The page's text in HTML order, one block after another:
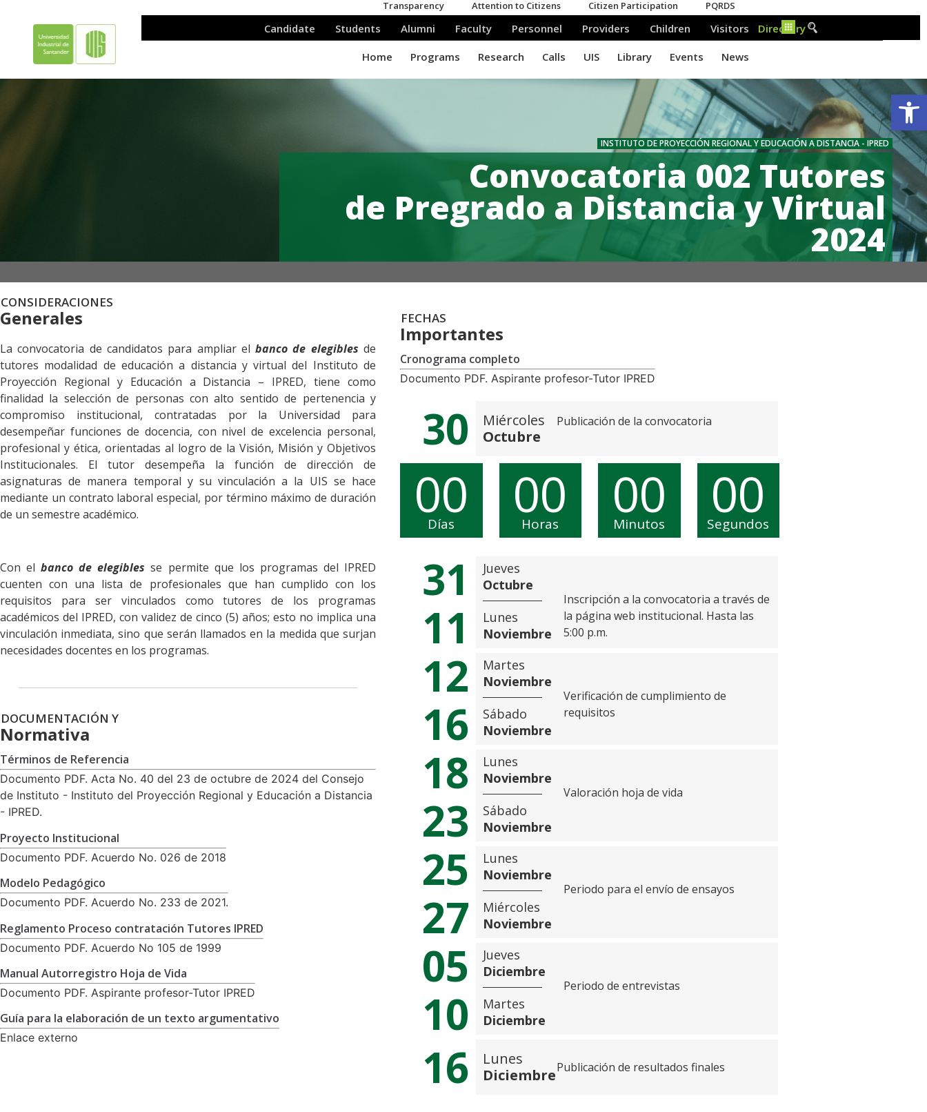
INSTITUTO DE PROYECCIÓN REGIONAL Y EDUCACIÓN A DISTANCIA - IPRED​
Convocatoria 002 Tutores
de Pregrado a Distancia y Virtual
2024
CONSIDERACIONES
Generales
La convocatoria de candidatos para ampliar elbanco de elegibles de
tutores modalidad de educación a distancia y virtual del Instituto de
Proyección Regional y Educación a Distancia – IPRED, tiene como
finalidad la selección de personas con alto sentido de pertenencia y
compromiso institucional, contratadas por la Universidad para
desempeñar funciones de docencia, con nivel de excelencia personal,
profesional y ética, orientadas al logro de la Visión, Misión y Objetivos
Institucionales. El tutor desempeña la función de dirección de
asignaturas de manera temporal y su vinculación a la UIS se hace
mediante un contrato laboral especial, por término máximo de duración
de un semestre académico.
Con elbanco de elegibles se permite que los programas del IPRED
cuenten con una lista de profesionales que han cumplido con los
requisitos para ser vinculados como tutores de los programas
académicos del IPRED, con validez de cinco (5) años; esto no implica una
vinculación inmediata, sino que serán llamados en la medida que surjan
necesidades docentes en los programas.
DOCUMENTACIÓN Y
Normativa
Términos de Referencia
Documento PDF. Acta No. 40 del 23 de octubre de 2024 del Consejo
de Instituto - Instituto del Proyección Regional y Educación a Distancia
- IPRED.
Proyecto Institucional
Documento PDF. Acuerdo No. 026 de 2018
Modelo Pedagógico
Documento PDF. Acuerdo No. 233 de 2021.
Reglamento Proceso contratación Tutores IPRED
Documento PDF. Acuerdo No 105 de 1999
Manual Autorregistro Hoja de Vida
Documento PDF. Aspirante profesor-Tutor IPRED
Guía para la elaboración de un texto argumentativo
Enlace externo
FECHAS
Importantes
Cronograma completo
Documento PDF. Aspirante profesor-Tutor IPRED
30
Miércoles
Octubre
Publicación de la convocatoria
00
Días 00
Horas 00
Minutos 00
Segundos
31
11
Jueves
Octubre
Lunes
Noviembre
Inscripción a la convocatoria a través de
la página web institucional. Hasta las
5:00 p.m.
12
16
Martes
Noviembre
Sábado
Noviembre
Verificación de cumplimiento de
requisitos
18
23
Lunes
Noviembre
Sábado
Noviembre
Valoración hoja de vida
25
27
Lunes
Noviembre
Miércoles
Noviembre
Periodo para el envío de ensayos
05
10
Jueves
Diciembre
Martes
Diciembre
Periodo de entrevistas
16
Lunes
DiciembrePublicación de resultados finales